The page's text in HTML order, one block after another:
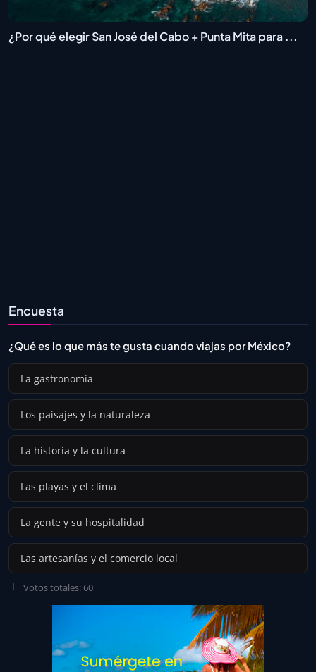
¿Por qué elegir San José del Cabo + Punta Mita para ...
Encuesta
¿Qué es lo que más te gusta cuando viajas por México?
La gastronomía
Los paisajes y la naturaleza
La historia y la cultura
Las playas y el clima
La gente y su hospitalidad
Las artesanías y el comercio local
Votos totales: 60